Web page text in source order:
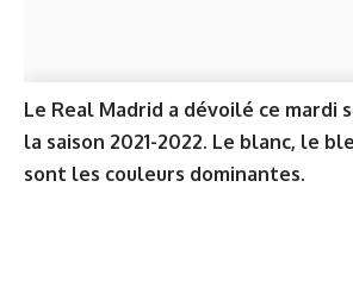
Le Real Madrid a dévoilé ce mardi
la saison 2021-2022. Le blanc, le
sont les couleurs dominantes.